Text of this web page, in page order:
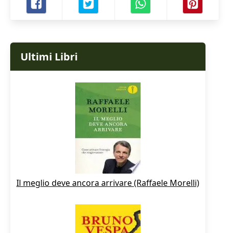
Ultimi Libri
Il meglio deve ancora arrivare (Raffaele Morelli)